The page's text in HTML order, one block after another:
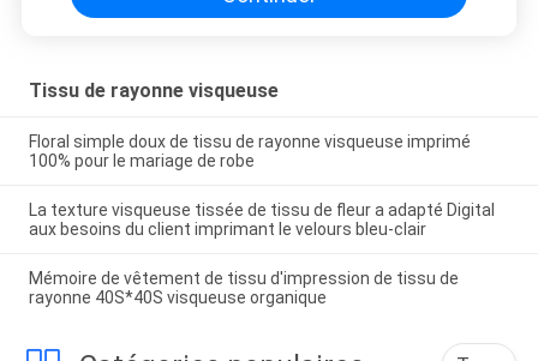
Tissu de rayonne visqueuse
Floral simple doux de tissu de rayonne visqueuse imprimé
100% pour le mariage de robe
La texture visqueuse tissée de tissu de fleur a adapté Digital
aux besoins du client imprimant le velours bleu-clair
Mémoire de vêtement de tissu d'impression de tissu de
rayonne 40S*40S visqueuse organique